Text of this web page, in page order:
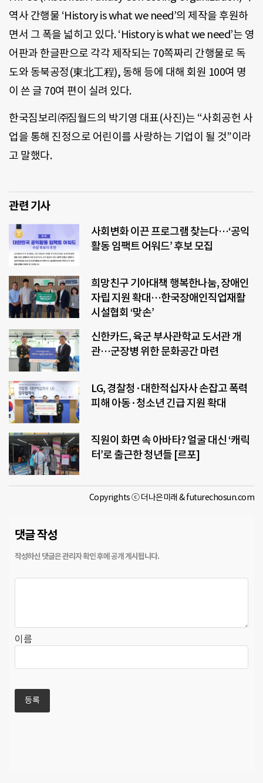
역사 간행물 ‘History is what we need’의 제작을 후원하
면서 그 폭을 넓히고 있다. ‘History is what we need’는 영
어판과 한글판으로 각각 제작되는 70쪽짜리 간행물로 독
도와 동북공정(東北工程), 동해 등에 대해 회원 100여 명
이 쓴 글 70여 편이 실려 있다.
한국짐보리㈜짐월드의 박기영 대표(사진)는 “사회공헌 사
업을 통해 진정으로 어린이를 사랑하는 기업이 될 것”이라
고 말했다.
관련 기사
사회변화 이끈 프로그램 찾는다…‘공익
활동 임팩트 어워드’ 후보 모집
희망친구 기아대책 행복한나눔, 장애인
자립 지원 확대…한국장애인직업재활
시설협회 ‘맞손’
신한카드, 육군 부사관학교 도서관 개
관…군장병 위한 문화공간 마련
LG, 경찰청·대한적십자사 손잡고 폭력
피해 아동·청소년 긴급 지원 확대
직원이 화면 속 아바타? 얼굴 대신 ‘캐릭
터’로 출근한 청년들 [르포]
Copyrights ⓒ 더나은미래 & futurechosun.com
댓글 작성
이름